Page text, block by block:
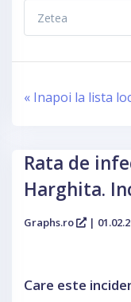
« Inapoi la lista
Rata de
Harghita.
Graphs.ro |
Care este